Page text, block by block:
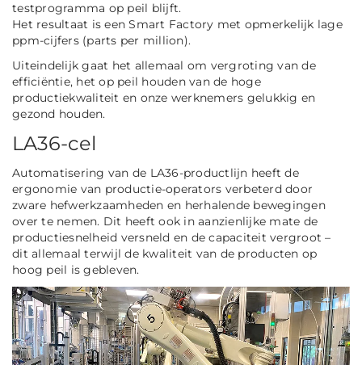
testprogramma op peil blijft.
Het resultaat is een Smart Factory met opmerkelijk lage
ppm-cijfers (parts per million).
Uiteindelijk gaat het allemaal om vergroting van de
efficiëntie, het op peil houden van de hoge
productiekwaliteit en onze werknemers gelukkig en
gezond houden.
LA36-cel
Automatisering van de LA36-productlijn heeft de
ergonomie van productie-operators verbeterd door
zware hefwerkzaamheden en herhalende bewegingen
over te nemen. Dit heeft ook in aanzienlijke mate de
productiesnelheid versneld en de capaciteit vergroot –
dit allemaal terwijl de kwaliteit van de producten op
hoog peil is gebleven.